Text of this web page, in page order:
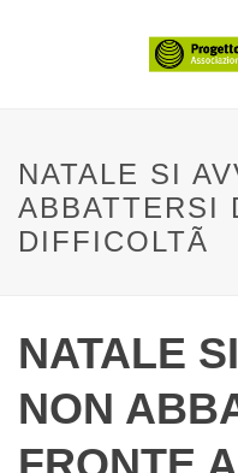
NATALE SI
ABBATTERSI
DIFFICOLTÃ
NATALE
NON